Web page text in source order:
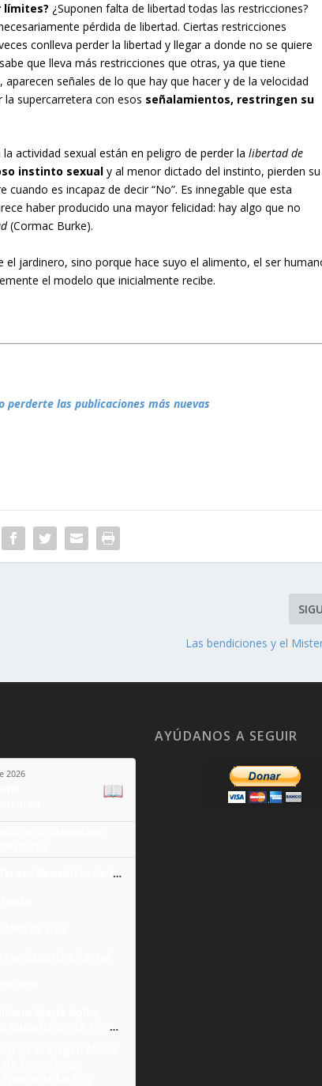
límites? ¿Suponen falta de libertad todas las restricciones?
pérdida de libertad. Ciertas restricciones
conlleva perder la libertad y llegar a donde no se quiere
que lleva más restricciones que otras, ya que tiene
señales de lo que hay que hacer y de la velocidad
la supercarretera con esos señalamientos, restringen su
actividad sexual están en peligro de perder lalibertad de
instinto sexual y al menor dictado del instinto, pierden su
es incapaz de decir “No”. Es innegable que esta
haber producido una mayor felicidad: hay algo que no
(Cormac Burke).
jardinero, sino porque hace suyo el alimento, el ser
el modelo que inicialmente recibe.
perderte las publicaciones más nuevas
Las bendiciones y el
2026
📖
a tu calendario
Santa Teresa Benedicta de la Cruz
Milagro eucarístico de Florencia
AYÚDANOS A SEGUIR